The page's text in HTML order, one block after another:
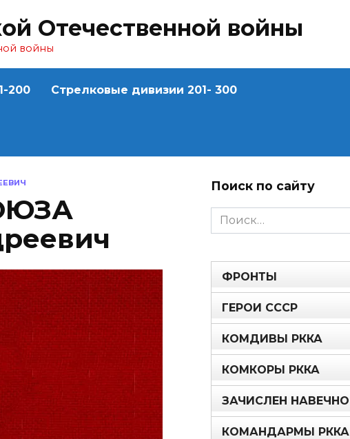
Отечественной войны
войны
200 Стрелковые дивизии 201- 300
Поиск по сайту
Search
for:
ФРОНТЫ
ГЕРОИ СССР
КОМДИВЫ РККА
КОМКОРЫ РККА
ЗАЧИСЛЕН НАВЕЧНО
КОМАНДАРМЫ РККА